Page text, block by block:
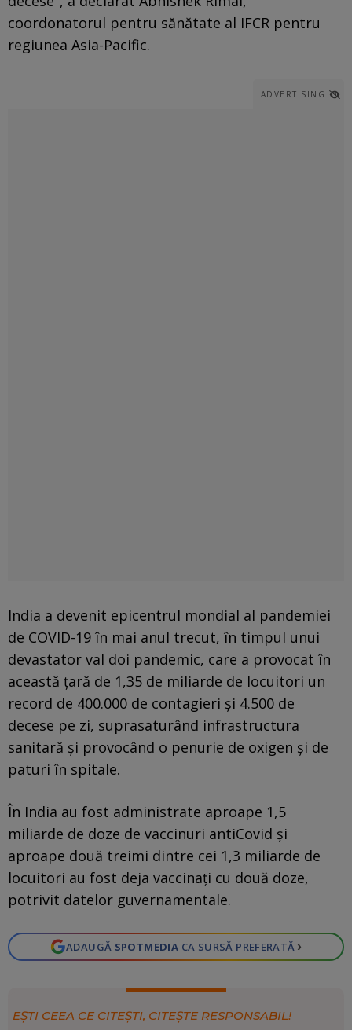
coordonatorul pentru sănătate al IFCR pentru
regiunea Asia-Pacific.
ADVERTISING
India a devenit epicentrul mondial al pandemiei
de COVID-19 în mai anul trecut, în timpul unui
devastator val doi pandemic, care a provocat în
această ţară de 1,35 de miliarde de locuitori un
record de 400.000 de contagieri şi 4.500 de
decese pe zi, suprasaturând infrastructura
sanitară şi provocând o penurie de oxigen şi de
paturi în spitale.
În India au fost administrate aproape 1,5
miliarde de doze de vaccinuri antiCovid şi
aproape două treimi dintre cei 1,3 miliarde de
locuitori au fost deja vaccinaţi cu două doze,
potrivit datelor guvernamentale.
ADAUGĂ SPOTMEDIA CA SURSĂ PREFERATĂ ›
EȘTI CEEA CE CITEȘTI, CITEȘTE RESPONSABIL!